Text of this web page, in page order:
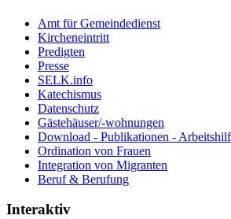
Amt für Gemeindedienst
Kircheneintritt
Predigten
Presse
SELK.info
Katechismus
Datenschutz
Gästehäuser/-wohnungen
Download - Publikationen -
Ordination von Frauen
Integration von Migranten
Beruf & Berufung
Interaktiv